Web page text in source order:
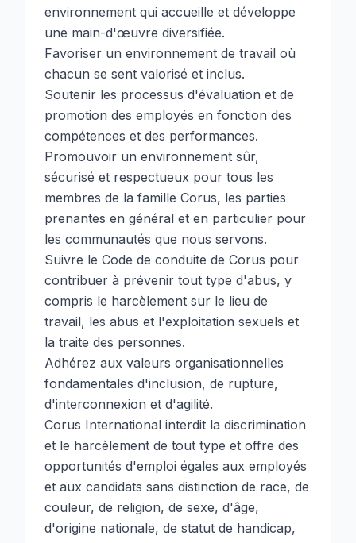
environnement qui accueille et développe
une main-d'œuvre diversifiée.
Favoriser un environnement de travail où
chacun se sent valorisé et inclus.
Soutenir les processus d'évaluation et de
promotion des employés en fonction des
compétences et des performances.
Promouvoir un environnement sûr,
sécurisé et respectueux pour tous les
membres de la famille Corus, les parties
prenantes en général et en particulier pour
les communautés que nous servons.
Suivre le Code de conduite de Corus pour
contribuer à prévenir tout type d'abus, y
compris le harcèlement sur le lieu de
travail, les abus et l'exploitation sexuels et
la traite des personnes.
Adhérez aux valeurs organisationnelles
fondamentales d'inclusion, de rupture,
d'interconnexion et d'agilité.
Corus International interdit la discrimination
et le harcèlement de tout type et offre des
opportunités d'emploi égales aux employés
et aux candidats sans distinction de race, de
couleur, de religion, de sexe, d'âge,
d'origine nationale, de statut de handicap,